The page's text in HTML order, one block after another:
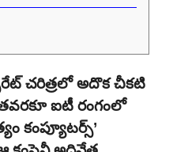
చరిత్రలో అదొక చీకటి
ఐటీ రంగంలో
కంప్యూటర్స్’